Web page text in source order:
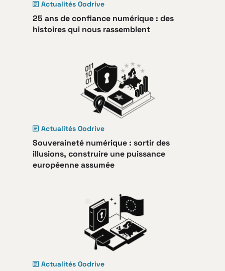
Actualités Oodrive
25 ans de confiance numérique : des
histoires qui nous rassemblent
Actualités Oodrive
Souveraineté numérique : sortir des
illusions, construire une puissance
européenne assumée
Actualités Oodrive